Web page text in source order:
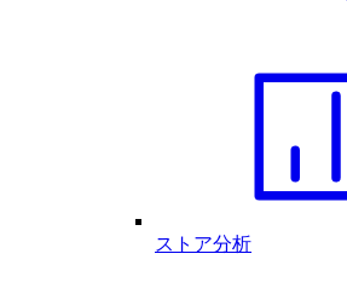
ストア分析